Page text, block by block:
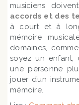
musiciens
accords et des
à court et à
mémoire
domaines,
soyez un enfant,
une personne
jouer d’un
mémoire.